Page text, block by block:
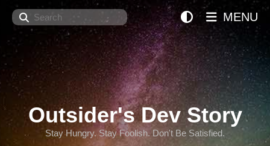
Search
Outsider's Dev Story
Stay Hungry. Stay Foolish. Don't Be Satisfied.
MENU